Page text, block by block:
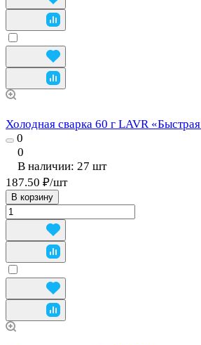
Холодная сварка 60 г LAVR «Быстрая
0
0
В наличии: 27 шт
187.50 ₽/шт
В корзину